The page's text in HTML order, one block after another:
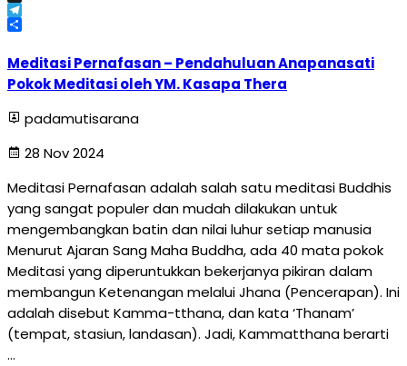
X
Telegram
Meditasi Pernafasan – Pendahuluan Anapanasati
Pokok Meditasi oleh YM. Kasapa Thera
padamutisarana
28 Nov 2024
Meditasi Pernafasan adalah salah satu meditasi Buddhis
yang sangat populer dan mudah dilakukan untuk
mengembangkan batin dan nilai luhur setiap manusia
Menurut Ajaran Sang Maha Buddha, ada 40 mata pokok
Meditasi yang diperuntukkan bekerjanya pikiran dalam
membangun Ketenangan melalui Jhana (Pencerapan). Ini
adalah disebut Kamma-tthana, dan kata ‘Thanam’
(tempat, stasiun, landasan). Jadi, Kammatthana berarti
…